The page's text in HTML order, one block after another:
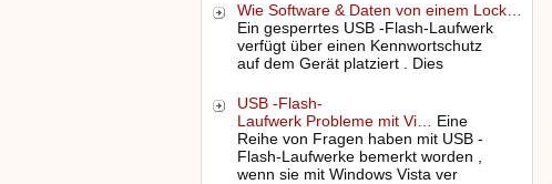
Wie Software & Daten von einem Lock…
Ein gesperrtes USB -Flash-Laufwerk
verfügt über einen Kennwortschutz
auf dem Gerät platziert . Dies
USB -Flash-
Laufwerk Probleme mit Vi…
Eine
Reihe von Fragen haben mit USB -
Flash-Laufwerke bemerkt worden ,
wenn sie mit Windows Vista ver